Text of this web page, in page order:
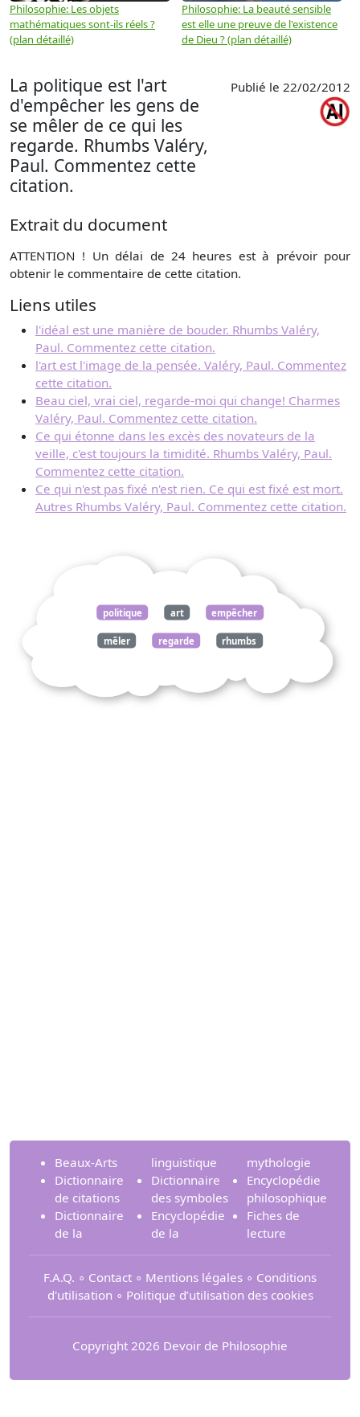
Philosophie: Les objets
mathématiques sont-ils réels ?
(plan détaillé)
Philosophie: La beauté sensible
est elle une preuve de l'existence
de Dieu ? (plan détaillé)
La politique est l'art
d'empêcher les gens de
se mêler de ce qui les
regarde. Rhumbs Valéry,
Paul. Commentez cette
citation.
Publié le 22/02/2012
Extrait du document
ATTENTION ! Un délai de 24 heures est à prévoir pour
obtenir le commentaire de cette citation.
Liens utiles
l'idéal est une manière de bouder. Rhumbs Valéry,
Paul. Commentez cette citation.
l'art est l'image de la pensée. Valéry, Paul. Commentez
cette citation.
Beau ciel, vrai ciel, regarde-moi qui change! Charmes
Valéry, Paul. Commentez cette citation.
Ce qui étonne dans les excès des novateurs de la
veille, c'est toujours la timidité. Rhumbs Valéry, Paul.
Commentez cette citation.
Ce qui n'est pas fixé n'est rien. Ce qui est fixé est mort.
Autres Rhumbs Valéry, Paul. Commentez cette citation.
politique art empêcher
mêler regarde rhumbs
citation
Beaux-Arts
Dictionnaire
de citations
Dictionnaire
de la
linguistique
Dictionnaire
des symboles
Encyclopédie
de la
mythologie
Encyclopédie
philosophique
Fiches de
lecture
F.A.Q. ∘ Contact ∘ Mentions légales ∘ Conditions
d'utilisation ∘ Politique d’utilisation des cookies
Copyright 2026 Devoir de Philosophie